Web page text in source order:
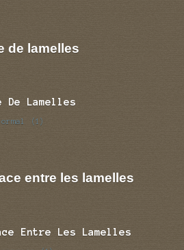
de lamelles
De Lamelles
(1)
entre les lamelles
Entre Les Lamelles